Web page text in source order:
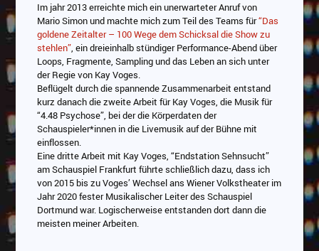
Im jahr 2013 erreichte mich ein unerwarteter Anruf von
Mario Simon und machte mich zum Teil des Teams für“Das
goldene Zeitalter – 100 Wege dem Schicksal die Show zu
stehlen”, ein dreieinhalb stündiger Performance-Abend über
Loops, Fragmente, Sampling und das Leben an sich unter
der Regie von Kay Voges.
Beflügelt durch die spannende Zusammenarbeit entstand
kurz danach die zweite Arbeit für Kay Voges, die Musik für
“4.48 Psychose”, bei der die Körperdaten der
Schauspieler*innen in die Livemusik auf der Bühne mit
einflossen.
Eine dritte Arbeit mit Kay Voges, “Endstation Sehnsucht”
am Schauspiel Frankfurt führte schließlich dazu, dass ich
von 2015 bis zu Voges’ Wechsel ans Wiener Volkstheater im
Jahr 2020 fester Musikalischer Leiter des Schauspiel
Dortmund war. Logischerweise entstanden dort dann die
meisten meiner Arbeiten.